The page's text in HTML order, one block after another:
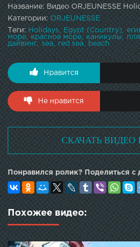
Название: Видео ORJEUNESSE
Категории: ORJEUNESSE
Теги:Holidays Egypt (Country)
море
красное море каникулы
дайвинг
sea red sea beach
Нравится
Не нравится
СКАЧАТЬ ВИДЕО
Понравился ролик? Поделиться с
Похожее видео: